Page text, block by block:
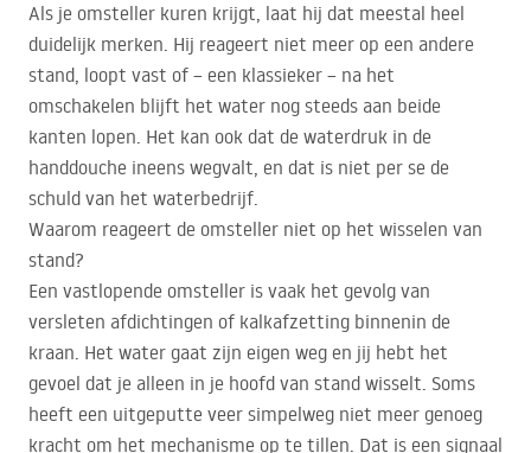
Als je omsteller kuren krijgt, laat hij dat meestal heel
duidelijk merken. Hij reageert niet meer op een andere
stand, loopt vast of – een klassieker – na het
omschakelen blijft het water nog steeds aan beide
kanten lopen. Het kan ook dat de waterdruk in de
handdouche ineens wegvalt, en dat is niet per se de
schuld van het waterbedrijf.
Waarom reageert de omsteller niet op het wisselen van
stand?
Een vastlopende omsteller is vaak het gevolg van
versleten afdichtingen of kalkafzetting binnenin de
kraan. Het water gaat zijn eigen weg en jij hebt het
gevoel dat je alleen in je hoofd van stand wisselt. Soms
heeft een uitgeputte veer simpelweg niet meer genoeg
kracht om het mechanisme op te tillen. Dat is een signaal